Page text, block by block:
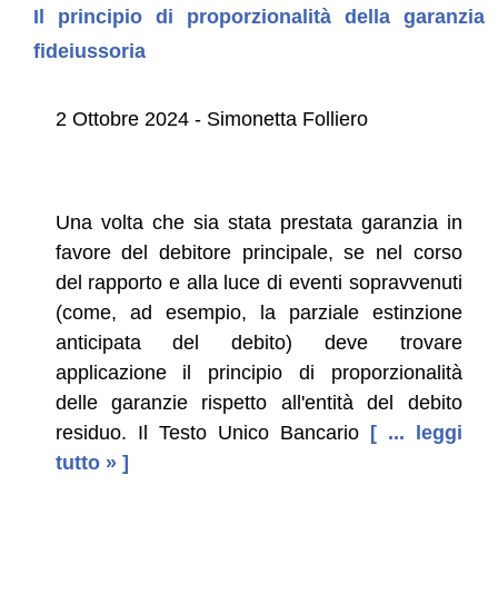
Il principio di proporzionalità della garanzia
fideiussoria
2 Ottobre 2024 - Simonetta Folliero
Una volta che sia stata prestata garanzia in
favore del debitore principale, se nel corso
del rapporto e alla luce di eventi sopravvenuti
(come, ad esempio, la parziale estinzione
anticipata del debito) deve trovare
applicazione il principio di proporzionalità
delle garanzie rispetto all'entità del debito
residuo. Il Testo Unico Bancario [ ... leggi
tutto » ]